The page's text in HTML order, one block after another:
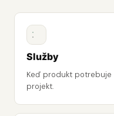
Služby
Keď produkt potrebuje
projekt.